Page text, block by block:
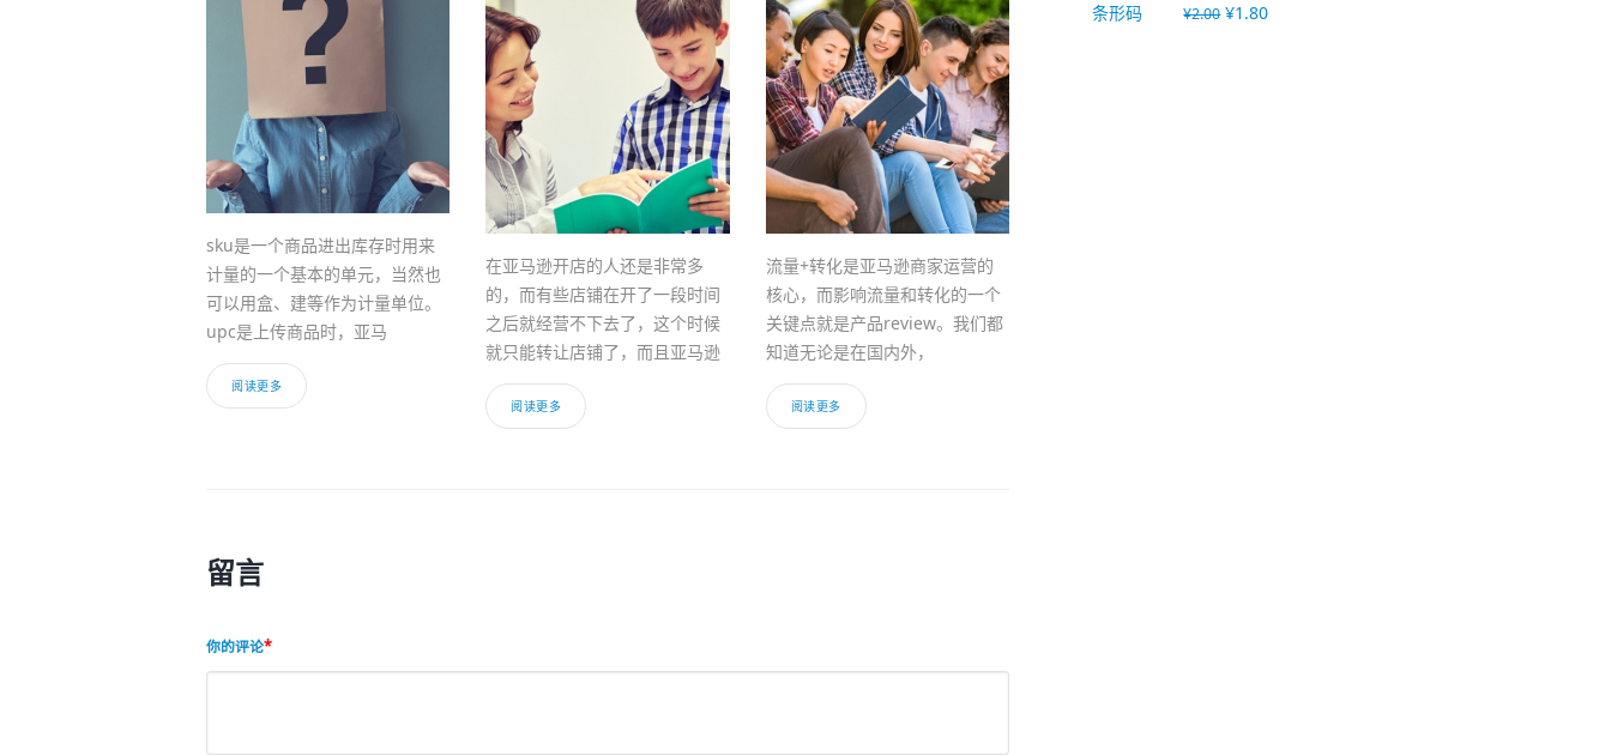
sku是一个商品进出库存时用来
计量的一个基本的单元，当然也
可以用盒、建等作为计量单位。
upc是上传商品时，亚马
阅读更多
在亚马逊开店的人还是非常多
的，而有些店铺在开了一段时间
之后就经营不下去了，这个时候
就只能转让店铺了，而且亚马逊
阅读更多
流量+转化是亚马逊商家运营的
核心，而影响流量和转化的一个
关键点就是产品review。我们都
知道无论是在国内外，
阅读更多
留言
你的评论
¥2.00 ¥1.80